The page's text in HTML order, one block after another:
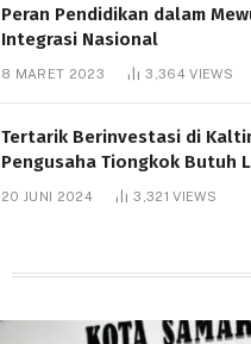
Peran Pendidikan dalam
Integrasi Nasional
8 MARET 2023 3,364VIEWS
Tertarik Berinvestasi di
Pengusaha Tiongkok Butuh
1.000 Hektare
20 JUNI 2024 3,321VIEWS